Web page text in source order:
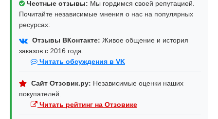
Честные отзывы: Мы гордимся своей репутацией.
Почитайте независимые мнения о нас на популярных
ресурсах:
Отзывы ВКонтакте: Живое общение и история
заказов с 2016 года.
Читать обсуждения в VK
Сайт Отзовик.ру: Независимые оценки наших
покупателей.
Читать рейтинг на Отзовике